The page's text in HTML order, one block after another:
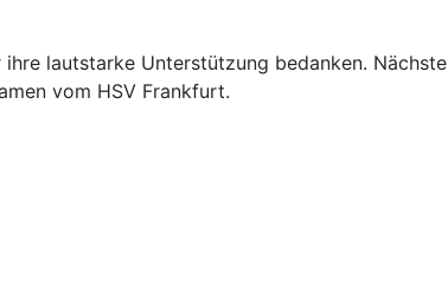
lautstarke Unterstützung bedanken. Nächste
vom HSV Frankfurt.